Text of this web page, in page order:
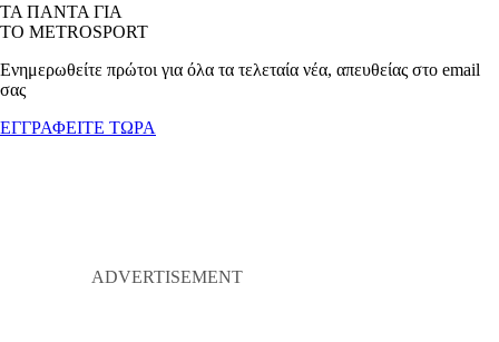
ΤΑ ΠΑΝΤΑ ΓΙΑ
ΤΟ METROSPORT
Ενημερωθείτε πρώτοι για όλα τα τελεταία νέα, απευθείας στο email
σας
ΕΓΓΡΑΦΕΙΤΕ ΤΩΡΑ